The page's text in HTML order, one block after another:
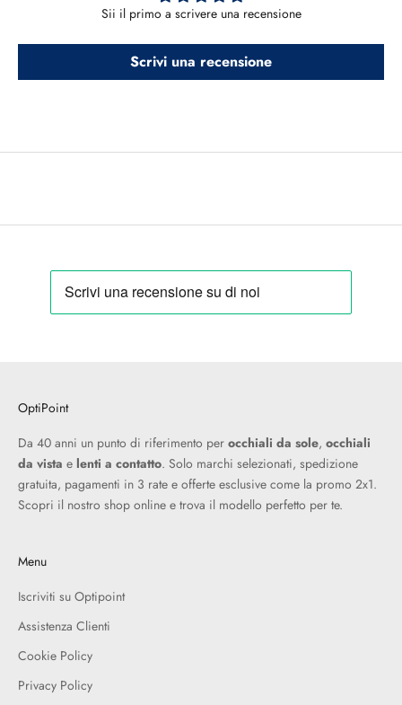
Sii il primo a scrivere una recensione
Scrivi una recensione
OptiPoint
Da 40 anni un punto di riferimento per occhiali da sole, occhiali
da vista e lenti a contatto. Solo marchi selezionati, spedizione
gratuita, pagamenti in 3 rate e offerte esclusive come la promo 2x1.
Scopri il nostro shop online e trova il modello perfetto per te.
Menu
Iscriviti su Optipoint
Assistenza Clienti
Cookie Policy
Privacy Policy